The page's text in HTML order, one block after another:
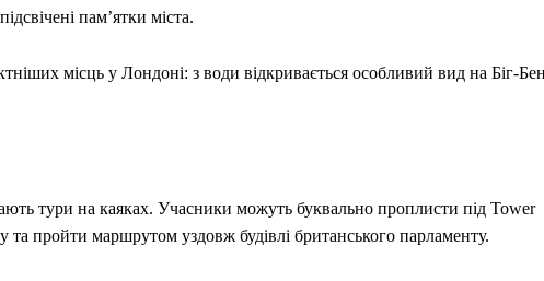
пам’ятки міста.
місць у Лондоні: з води відкривається особливий вид на Біг-
тури на каяках. Учасники можуть буквально проплисти під Tower
пройти маршрутом уздовж будівлі британського парламенту.